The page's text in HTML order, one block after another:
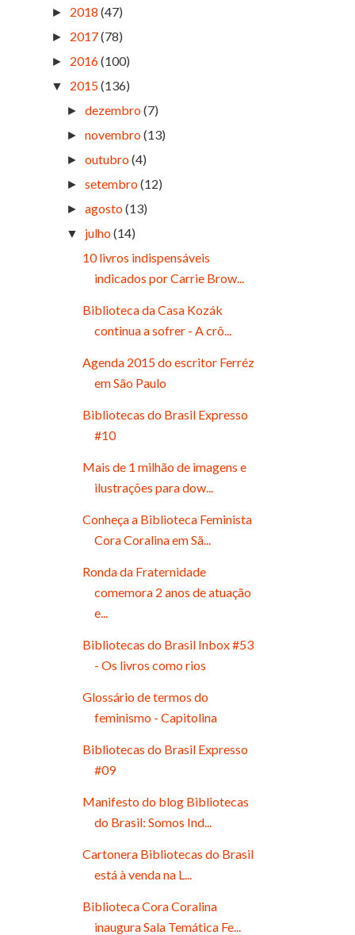
► 2018 (47)
► 2017(78)
► 2016(100)
▼ 2015(136)
►dezembro(7)
►novembro(13)
►outubro(4)
►setembro(12)
►agosto(13)
▼ julho(14)
10 livros indispensáveis
indicados por Carrie Brow...
Biblioteca da Casa Kozák
continua a sofrer - A crô...
Agenda 2015 do escritor Ferréz
em São Paulo
Bibliotecas do Brasil Expresso
#10
Mais de 1 milhão de imagens e
ilustrações para dow...
Conheça a Biblioteca Feminista
Cora Coralina em Sã...
Ronda da Fraternidade
comemora 2 anos de atuação
e...
Bibliotecas do Brasil Inbox #53
- Os livros como rios
Glossário de termos do
feminismo - Capitolina
Bibliotecas do Brasil Expresso
#09
Manifesto do blog Bibliotecas
do Brasil: Somos Ind...
Cartonera Bibliotecas do Brasil
está à venda na L...
Biblioteca Cora Coralina
inaugura Sala Temática Fe...